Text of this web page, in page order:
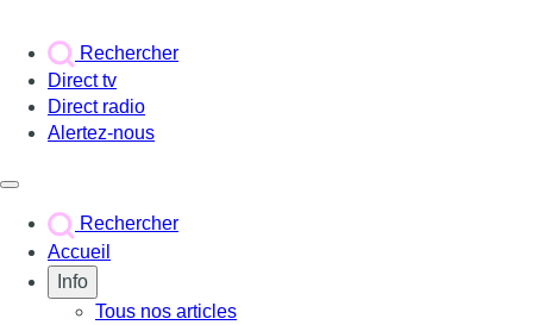
Rechercher
Direct tv
Direct radio
Alertez-nous
Rechercher
Accueil
Info
Tous nos articles